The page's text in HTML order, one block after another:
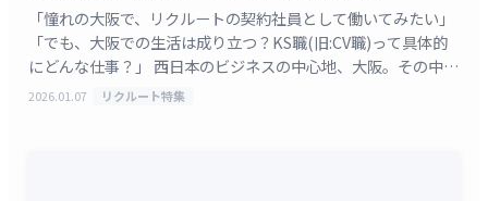
「憧れの大阪で、リクルートの契約社員として働いてみたい」
「でも、大阪での生活は成り立つ？KS職(旧:CV職)って具体的
にどんな仕事？」 西日本のビジネスの中心地、大阪。その中で
も特に大きな存在感を放つ株式会社リクルート [&hellip;]
2026.01.07 リクルート特集